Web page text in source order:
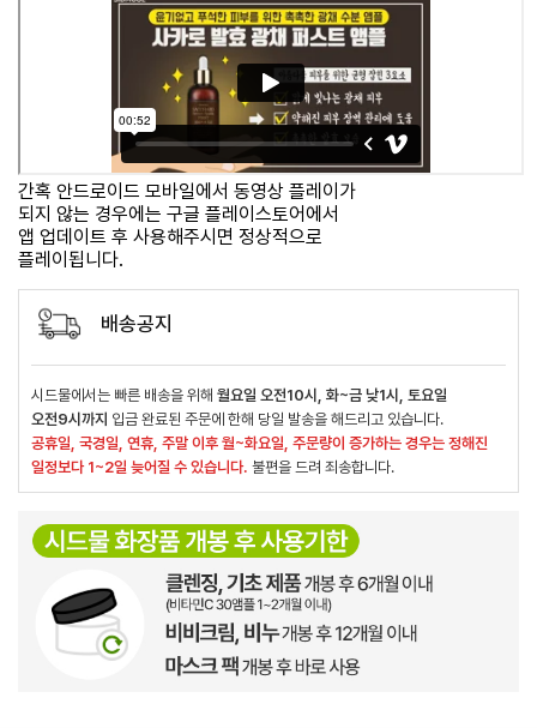
간혹 안드로이드 모바일에서 동영상 플레이가
되지 않는 경우에는 구글 플레이스토어에서
앱 업데이트 후 사용해주시면 정상적으로
플레이됩니다.
배송공지
시드물에서는 빠른 배송을 위해 월요일 오전10시, 화~금 낮1시, 토요일
오전9시까지 입금 완료된 주문에 한해 당일 발송을 해드리고 있습니다.
공휴일, 국경일, 연휴, 주말 이후 월~화요일, 주문량이 증가하는 경우는 정해진
일정보다 1~2일 늦어질 수 있습니다. 불편을 드려 죄송합니다.